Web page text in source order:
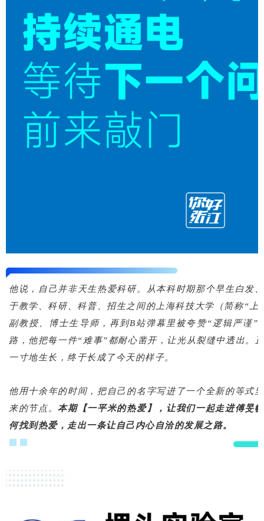
他说，自己并非天生热爱科研。从本科时期那个早生白发
于教学、科研、科普、招生之间的上海科技大学（简称“
副教授、博士生导师，再到B站弹幕里被夸赞“逻辑严谨
路，他把每一件“难事”都耐心凿开，让光从裂缝中透出。
一寸地生长，终于长成了今天的样子。
他用十余年的时间，把自己的名字写进了一个全新的等式
来的节点。本期【一平米的热爱】，让我们一起走进傅旻
何找到热爱，走出一条让自己内心自洽的发展之路。